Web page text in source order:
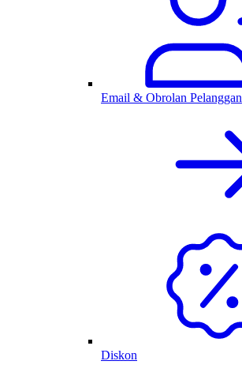
Email & Obrolan Pelanggan
Diskon